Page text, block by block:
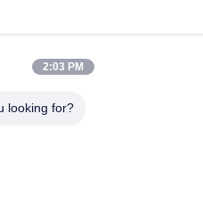
2:03 PM
looking for?